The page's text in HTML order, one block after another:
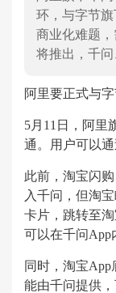
环，与字节
商业化难题
将推出，千问
阿里要正式与
5月11日，阿里
通。用户可以
此前，淘宝闪
入千问，但淘
卡片，跳转至
可以在千问App
同时，淘宝
能由千问提供